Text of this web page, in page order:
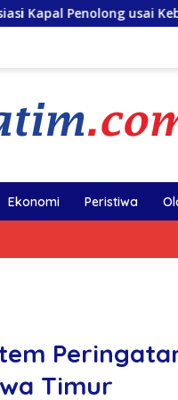
KM Mutiara
Ekonomi Peristiwa
Timur